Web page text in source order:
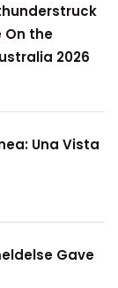
On the
2026
Una Vista
Gave